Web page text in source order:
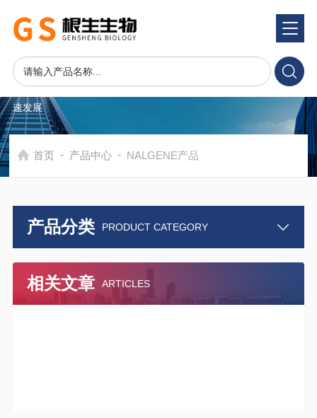
产品中心 PRODUCTS CENTER
速发展
首页 - 产品中心 - NALGENE产品
产品分类 PRODUCT CATEGORY
相关文章 ARTICLES